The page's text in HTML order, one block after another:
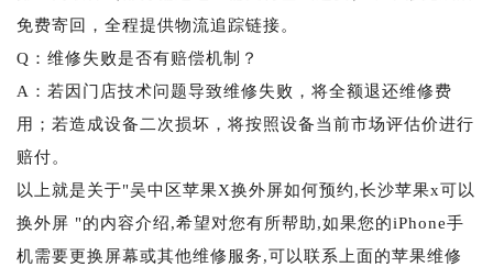
免费寄回，全程提供物流追踪链接。
Q：维修失败是否有赔偿机制？
A：若因门店技术问题导致维修失败，将全额退还维修费
用；若造成设备二次损坏，将按照设备当前市场评估价进行
赔付。
以上就是关于"吴中区苹果X换外屏如何预约,长沙苹果x可以
换外屏 "的内容介绍,希望对您有所帮助,如果您的iPhone手
机需要更换屏幕或其他维修服务,可以联系上面的苹果维修